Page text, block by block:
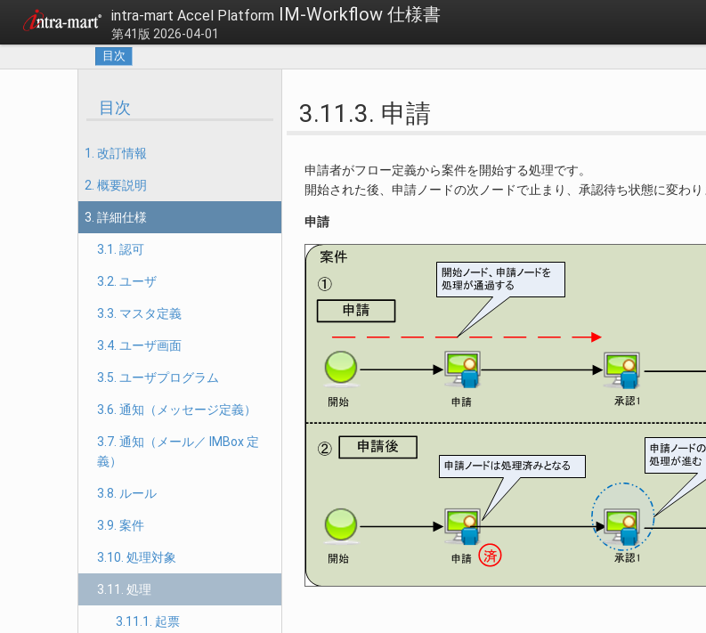
intra-mart Accel Platform IM-Workflow 仕様書
第41版 2026-04-01
目次
目次
1. 改訂情報
2. 概要説明
3. 詳細仕様
3.1. 認可
3.2. ユーザ
3.3. マスタ定義
3.4. ユーザ画面
3.5. ユーザプログラム
3.6. 通知（メッセージ定義）
3.7. 通知（メール／ IMBox 定
義）
3.8. ルール
3.9. 案件
3.10. 処理対象
3.11. 処理
3.11.1. 起票
3.11.3. 申請
申請者がフロー定義から案件を開始する処理です。
開始された後、申請ノードの次ノードで止まり、承認待ち状態に変わり
申請